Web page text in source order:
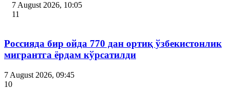
7 August 2026, 10:05
11
Россияда бир ойда 770 дан ортиқ ўзбекистонлик
мигрантга ёрдам кўрсатилди
7 August 2026, 09:45
10